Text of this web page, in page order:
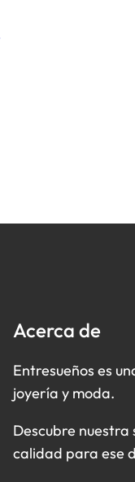
Acerca de
Entresueños es
joyería y moda.
Descubre
calidad para ese